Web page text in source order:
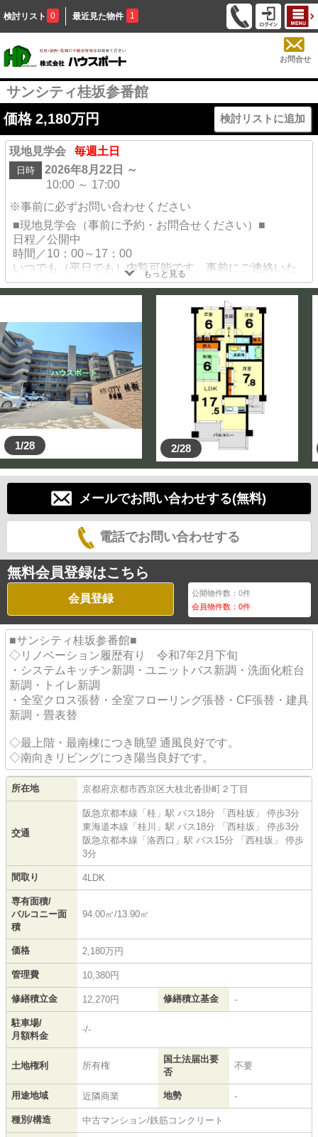
検討リスト 0 最近見た物件 1
お問合せ
サンシティ桂坂参番館
価格 2,180万円 検討リストに追加
現地見学会 毎週土日
日時
2026年8月22日 ～
10:00 ～ 17:00
※事前に必ずお問い合わせください
■現地見学会（事前に予約・お問合せください）■
日程／公開中
時間／10：00～17：00
いつでも（平日でも）内覧可能です。事前にご連絡いた
だき
地域に詳しいスタッフが現地をご案内・ご説明させて頂
お気軽にご希望日時をお伝え下さい。
周辺環境も合せてご説明させて頂きます。
（居住中の物件は売主様との日時調整が必要となりま
す。）
■資金計画・住宅ローンのご相談■
・物件の内覧と同時に資金計画・住宅ローンのご相談も
合わせてご提案させて頂きます。
・物件購入する諸費用はいくらくらいかかるの？
・物件価格と諸費用・改装費用を合わせたフルローンを
ご希望の方
・現在持ち家をお持ちで、買い替えをご検討される方
住宅ローンについてお悩みをお持ちの方、是非ご相談
ください！
多くの金融機関との取引をさせて頂いておりますのでお
客様により良い金融機関の
ご提案させて頂きます！
■物件売却相談会■
多くの方が初めてのご売却を経験されるかと思います。
初めてで何から始めたら良いのか、どうしたらよいのか
不安や心配事があるかと思います。
・ご自宅の相場やどのくらいの価格で売れるのか
・ご売却時にどのくらい費用が掛かるのか
・住宅ローンが残っているんだけど。どうしたらいい
の？
・不動産を売却したときの税金はどうなるの？
・いつから売り出しするのがいいのか？
もっと見る
1/28 2/28
メールでお問い合わせする(無料)
電話でお問い合わせする
無料会員登録はこちら
会員登録 公開物件数：0件
会員物件数：0件
■サンシティ桂坂参番館■
◇リノベーション履歴有り 令和7年2月下旬
・システムキッチン新調・ユニットバス新調・洗面化粧台
新調・トイレ新調
・全室クロス張替・全室フローリング張替・CF張替・建具
新調・畳表替
◇最上階・最南棟につき眺望 通風良好です。
◇南向きリビングにつき陽当良好です。
所在地 京都府京都市西京区大枝北沓掛町２丁目
交通
阪急京都本線 「桂 」駅 バス18分 「西桂坂」 停歩3分
東海道本線 「桂川 」駅 バス18分 「西桂坂」 停歩3分
阪急京都本線 「洛西口 」駅 バス15分 「西桂坂」 停歩
3分
間取り 4LDK
専有面積/
バルコニー面
積
94.00㎡/13.90㎡
価格 2,180万円
管理費 10,380円
修繕積立金 12,270円 修繕積立基金 -
駐車場/
月額料金
-/-
土地権利 所有権
国土法届出要
否
不要
用途地域 近隣商業 地勢 -
種別/構造 中古マンション/鉄筋コンクリート